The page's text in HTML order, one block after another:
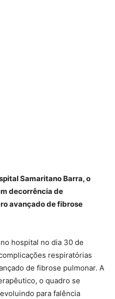
Samaritano Barra, o
decorrência de
avançado de fibrose
hospital no dia 30 de
respiratórias
de fibrose pulmonar. A
o quadro se
para falência